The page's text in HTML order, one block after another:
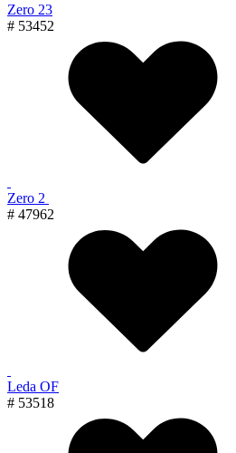
Zero 23
# 53452
Zero 2
# 47962
Leda OF
# 53518